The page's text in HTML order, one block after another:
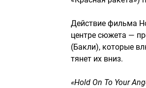
Действие фильма
центре сюжета —
(Бакли), которые
тянет их вниз.
«Hold On To Your